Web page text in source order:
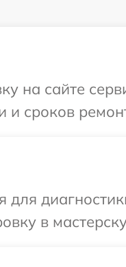
на сайте
и сроков
в